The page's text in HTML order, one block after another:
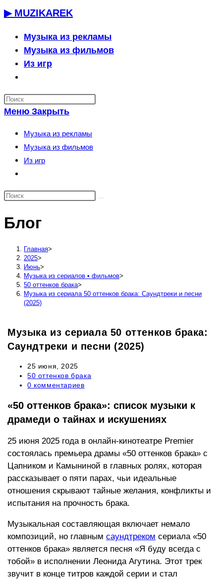
Перейти
содержимому
▶ MUZIKAREK
Музыка из рекламы
Музыка из фильмов
Из игр
по
веб-
сайту
Меню Закрыть
Музыка из рекламы
Музыка из фильмов
Из игр
по
сайту
Блог
Главная>
2025>
Июнь>
Музыка из сериалов • фильмов>
50 оттенков брака>
Музыка из сериала 50 оттенков брака: Саундтреки и песни
(2025)
Музыка из сериала 50 оттенков брака:
Саундтреки и песни (2025)
Запись
опубликована:
25 июня, 2025
Рубрика
записи:
50 оттенков брака
Комментарии
записи:
0 комментариев
«50 оттенков брака»: список музыки к
драмеди о тайнах и искушениях
25 июня 2025 года в онлайн-кинотеатре Premier
состоялась премьера драмы «50 оттенков брака» с
Цапником и Камыниной в главных ролях, которая
рассказывает о пяти парах, чьи идеальные
отношения скрывают тайные желания, конфликты и
испытания на прочность брака.
Музыкальная составляющая включает немало
композиций, но главным саундтреком сериала «50
оттенков брака» является песня «Я буду всегда с
тобой» в исполнении Леонида Агутина. Этот трек
звучит в конце титров каждой серии и стал